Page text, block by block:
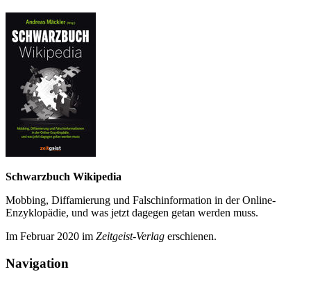
Schwarzbuch Wikipedia
Mobbing, Diffamierung und Falsch­information in der Online-
Enzyklo­pädie, und was jetzt da­gegen getan werden muss.
Im Februar 2020 im Zeit­geist-Verlag erschienen.
Navigation